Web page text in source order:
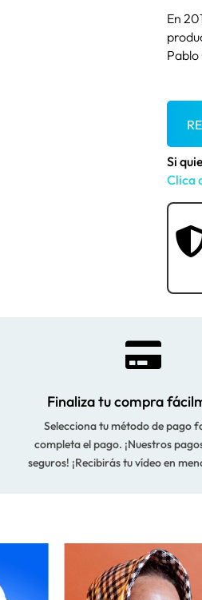
En
Si
Clica

Finaliza tu compra
Selecciona tu método de pago
completa el pago. ¡Nuestros
seguros! ¡Recibirás tu vídeo en